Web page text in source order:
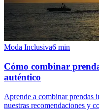
Moda Inclusiva6 min
Cómo combinar
auténtico
Aprende a combinar prendas
nuestras recomendaciones y